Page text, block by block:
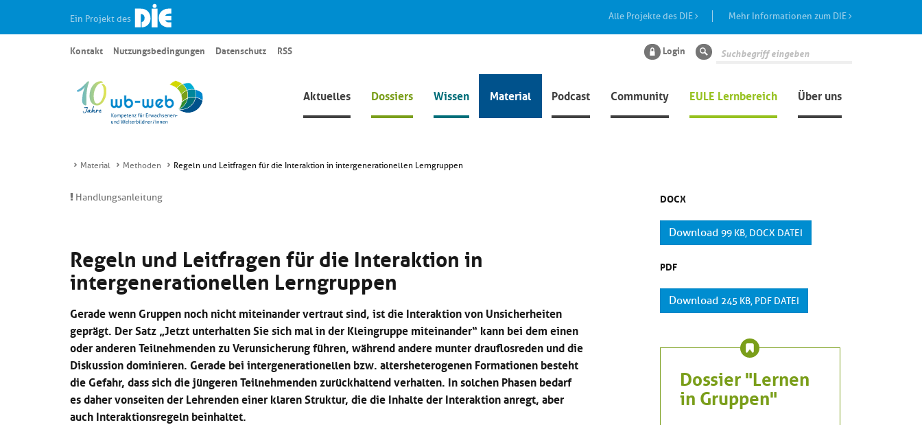
Ein Projekt des Alle Projekte des DIE Mehr Informationen zum DIE
Aktuelles Dossiers Wissen Material Podcast Community EULE Lernbereich Über uns
Kontakt Nutzungsbedingungen Datenschutz RSS Login Suche
Material Methoden Regeln und Leitfragen für die Interaktion in intergenerationellen Lerngruppen
Handlungsanleitung
Regeln und Leitfragen für die Interaktion in
intergenerationellen Lerngruppen
Gerade wenn Gruppen noch nicht miteinander vertraut sind, ist die Interaktion von Unsicherheiten
geprägt. Der Satz „Jetzt unterhalten Sie sich mal in der Kleingruppe miteinander“ kann bei dem einen
oder anderen Teilnehmenden zu Verunsicherung führen, während andere munter drauflosreden und die
Diskussion dominieren. Gerade bei intergenerationellen bzw. altersheterogenen Formationen besteht
die Gefahr, dass sich die jüngeren Teilnehmenden zurückhaltend verhalten. In solchen Phasen bedarf
es daher vonseiten der Lehrenden einer klaren Struktur, die die Inhalte der Interaktion anregt, aber
auch Interaktionsregeln beinhaltet.
DOCX
Download 99 KB, DOCX DATEI
PDF
Download 245 KB, PDF DATEI
Dossier "Lernen
in Gruppen"